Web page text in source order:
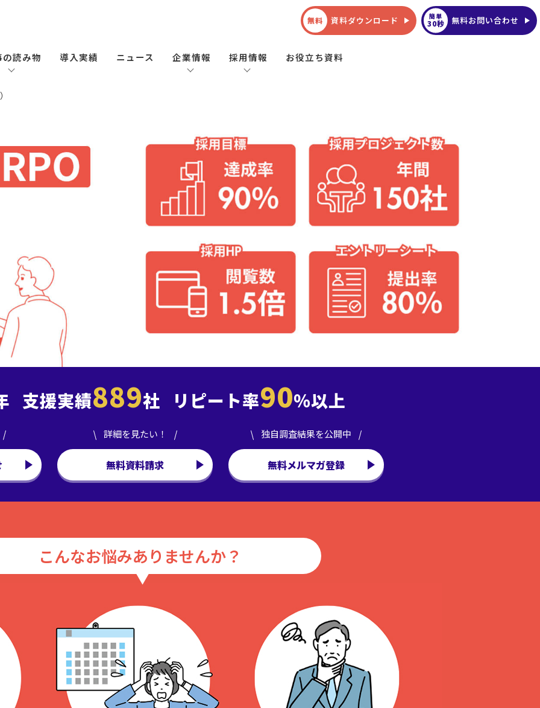
の読み物 導入実績 ニュース 企業情報 採用情報 お役立ち資料
無料 資料ダウンロード 簡単
30秒 無料お問い合わせ
支援実績889社 リピート率90％以上
詳細を見たい！
無料資料請求
独自調査結果を公開中
無料メルマガ登録
こんなお悩みありませんか？